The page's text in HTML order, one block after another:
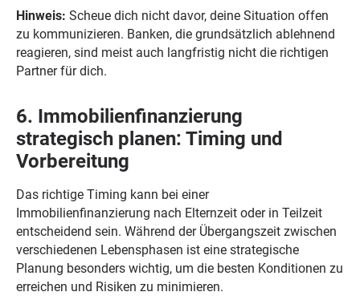
Hinweis: Scheue dich nicht davor, deine Situation offen
zu kommunizieren. Banken, die grundsätzlich ablehnend
reagieren, sind meist auch langfristig nicht die richtigen
Partner für dich.
6. Immobilienfinanzierung
strategisch planen: Timing und
Vorbereitung
Das richtige Timing kann bei einer
Immobilienfinanzierung nach Elternzeit oder in Teilzeit
entscheidend sein. Während der Übergangszeit zwischen
verschiedenen Lebensphasen ist eine strategische
Planung besonders wichtig, um die besten Konditionen zu
erreichen und Risiken zu minimieren.